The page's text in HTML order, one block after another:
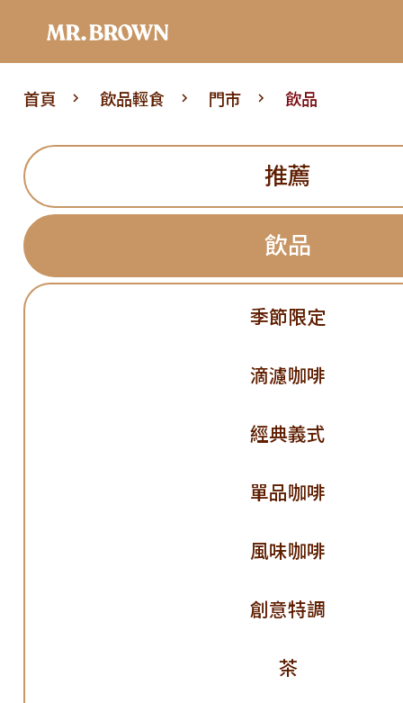
首頁 飲品輕食 門市 飲品
推薦
飲品
季節限定
滴濾咖啡
經典義式
單品咖啡
風味咖啡
創意特調
茶